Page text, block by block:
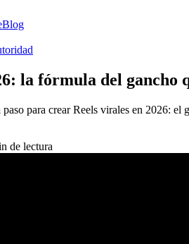
Blog
la fórmula del gancho
paso para crear Reels virales en 2026:
de lectura